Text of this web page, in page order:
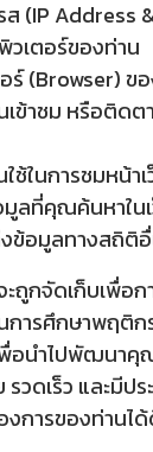
(IP Address
เตอร์ของท่าน
ร์ (Browser) ข
ข้าชม หรือติดต
ช้ในการชมหน้า
ลที่คุณค้นหาในเ
งข้อมูลทางสถิติ
ถูกจัดเก็บเพื่อก
การศึกษาพฤติ
พื่อนำไปพัฒนาคุ
รวดเร็ว และมีป
การของท่านไ